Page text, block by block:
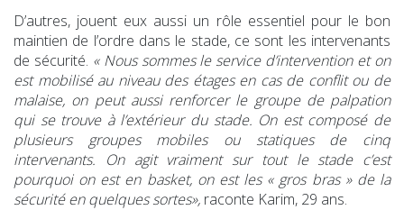
D’autres, jouent eux aussi un rôle essentiel pour le bon
maintien de l’ordre dans le stade, ce sont les intervenants
de sécurité. « Nous sommes le service d’intervention et on
est mobilisé au niveau des étages en cas de conflit ou de
malaise, on peut aussi renforcer le groupe de palpation
qui se trouve à l’extérieur du stade. On est composé de
plusieurs groupes mobiles ou statiques de cinq
intervenants. On agit vraiment sur tout le stade c’est
pourquoi on est en basket, on est les « gros bras » de la
sécurité en quelques sortes», raconte Karim, 29 ans.